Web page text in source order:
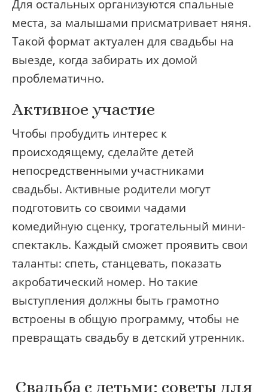
Для остальных организуются спальные
места, за малышами присматривает няня.
Такой формат актуален для свадьбы на
выезде, когда забирать их домой
проблематично.
Активное участие
Чтобы пробудить интерес к
происходящему, сделайте детей
непосредственными участниками
свадьбы. Активные родители могут
подготовить со своими чадами
комедийную сценку, трогательный мини-
спектакль. Каждый сможет проявить свои
таланты: спеть, станцевать, показать
акробатический номер. Но такие
выступления должны быть грамотно
встроены в общую программу, чтобы не
превращать свадьбу в детский утренник.
Свадьба с детьми: советы для